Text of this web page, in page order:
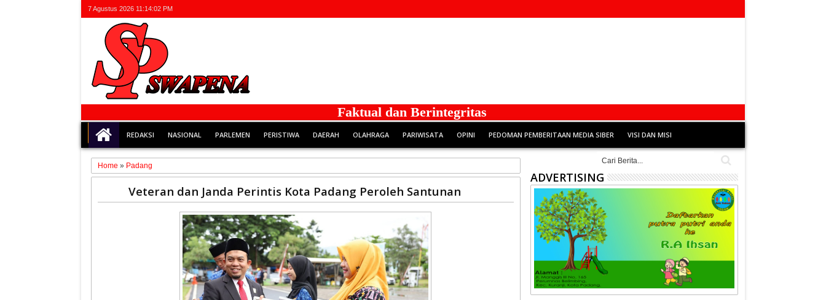
7 Agustus 2026 11:14:03 PM
Faktual dan Berintegritas
REDAKSI NASIONAL PARLEMEN PERISTIWA DAERAH OLAHRAGA PARIWISATA OPINI PEDOMAN PEMBERITAAN MEDIA SIBER VISI DAN MISI
Home » Padang
Veteran dan Janda Perintis Kota Padang Peroleh Santunan
ADVERTISING